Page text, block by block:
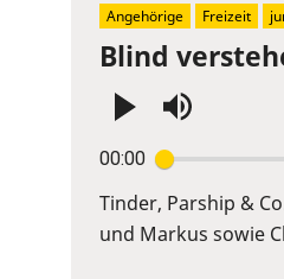
Blind
00:00
Enter
or
Space
Tinder, Parship &
und Markus sowie
Angehörige Freizeit